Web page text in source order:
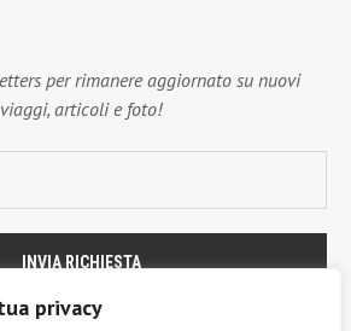
privacy
per rimanere aggiornato su nuovi
viaggi, articoli e foto!